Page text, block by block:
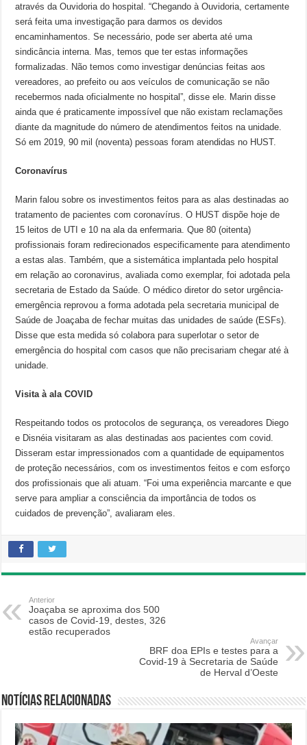
através da Ouvidoria do hospital. “Chegando à Ouvidoria, certamente
será feita uma investigação para darmos os devidos
encaminhamentos. Se necessário, pode ser aberta até uma
sindicância interna. Mas, temos que ter estas informações
formalizadas. Não temos como investigar denúncias feitas aos
vereadores, ao prefeito ou aos veículos de comunicação se não
recebermos nada oficialmente no hospital”, disse ele. Marin disse
ainda que é praticamente impossível que não existam reclamações
diante da magnitude do número de atendimentos feitos na unidade.
Só em 2019, 90 mil (noventa) pessoas foram atendidas no HUST.
Coronavírus
Marin falou sobre os investimentos feitos para as alas destinadas ao
tratamento de pacientes com coronavírus. O HUST dispõe hoje de
15 leitos de UTI e 10 na ala da enfermaria. Que 80 (oitenta)
profissionais foram redirecionados especificamente para atendimento
a estas alas. Também, que a sistemática implantada pelo hospital
em relação ao coronavirus, avaliada como exemplar, foi adotada pela
secretaria de Estado da Saúde. O médico diretor do setor urgência-
emergência reprovou a forma adotada pela secretaria municipal de
Saúde de Joaçaba de fechar muitas das unidades de saúde (ESFs).
Disse que esta medida só colabora para superlotar o setor de
emergência do hospital com casos que não precisariam chegar até à
unidade.
Visita à ala COVID
Respeitando todos os protocolos de segurança, os vereadores Diego
e Disnéia visitaram as alas destinadas aos pacientes com covid.
Disseram estar impressionados com a quantidade de equipamentos
de proteção necessários, com os investimentos feitos e com esforço
dos profissionais que ali atuam. “Foi uma experiência marcante e que
serve para ampliar a consciência da importância de todos os
cuidados de prevenção”, avaliaram eles.
Anterior
Joaçaba se aproxima dos 500
casos de Covid-19, destes, 326
estão recuperados
Avançar
BRF doa EPIs e testes para a
Covid-19 à Secretaria de Saúde
de Herval d’Oeste
Notícias relacionadas